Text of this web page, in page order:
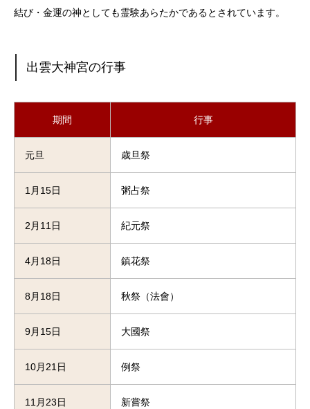
結び・金運の神としても霊験あらたかであるとされています。
出雲大神宮の行事
期間 行事
元旦 歳旦祭
1月15日 粥占祭
2月11日 紀元祭
4月18日 鎮花祭
8月18日 秋祭（法會）
9月15日 大國祭
10月21日 例祭
11月23日 新嘗祭